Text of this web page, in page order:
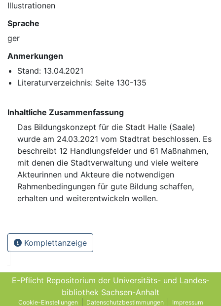
Illustrationen
Sprache
ger
Anmerkungen
Stand: 13.04.2021
Literaturverzeichnis: Seite 130-135
Inhaltliche Zusammenfassung
Das Bildungskonzept für die Stadt Halle (Saale)
wurde am 24.03.2021 vom Stadtrat beschlossen. Es
beschreibt 12 Handlungsfelder und 61 Maßnahmen,
mit denen die Stadtverwaltung und viele weitere
Akteurinnen und Akteure die notwendigen
Rahmenbedingungen für gute Bildung schaffen,
erhalten und weiterentwickeln wollen.
Komplettanzeige
E-Pflicht Repositorium der Universitäts- und Landes­
bibliothek Sachsen-Anhalt
Cookie-Einstellungen Datenschutzbestimmungen Impressum